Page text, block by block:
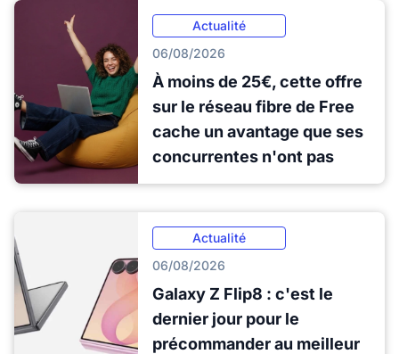
Actualité
06/08/2026
À moins de 25€, cette offre
sur le réseau fibre de Free
cache un avantage que ses
concurrentes n'ont pas
Actualité
06/08/2026
Galaxy Z Flip8 : c'est le
dernier jour pour le
précommander au meilleur